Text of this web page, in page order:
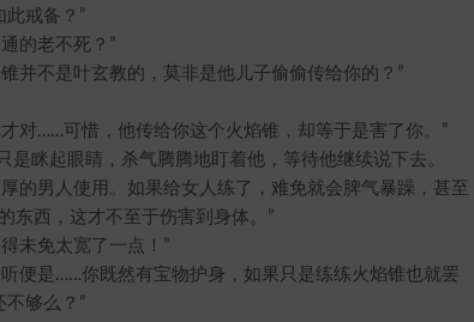
戒备？”
的老不死？”
不是叶玄教的，莫非是他儿子偷偷传给你的？”
……可惜，他传给你这个火焰锥，却等于是害了你。”
眯起眼睛，杀气腾腾地盯着他，等待他继续说下去。
男人使用。如果给女人练了，难免就会脾气暴躁，甚至
东西，这才不至于伤害到身体。”
未免太宽了一点！”
是……你既然有宝物护身，如果只是练练火焰锥也就罢
不够么？”